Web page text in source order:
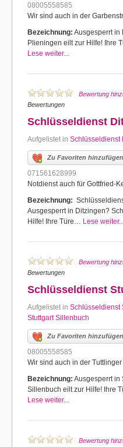
08005558585
Wir sind auch in der
Bezeichnung: Ausgesperrt in
Plieningen eilt zur Hilfe! Ihre
Lese weiter...
Bewertung
Bewertungen
Schlüsseldienst
Aufgelistet in Schlüsseldienst
Zu Favoriten hinzufügen
071561628999
Notdienst auch für Gottfried-
Bezeichnung:
Ausgesperrt in Ditzingen?
Hilfe! Ihre Türe… Lese
Bewertung
Bewertungen
Schlüsseldienst
Aufgelistet in Schlüsseldienst
Stuttgart Sillenbuch
Zu Favoriten hinzufügen
08005558585
Wir sind auch in der
Bezeichnung: Ausgesperrt in
Sillenbuch eilt zur Hilfe! Ihre
Lese weiter...
Bewertung